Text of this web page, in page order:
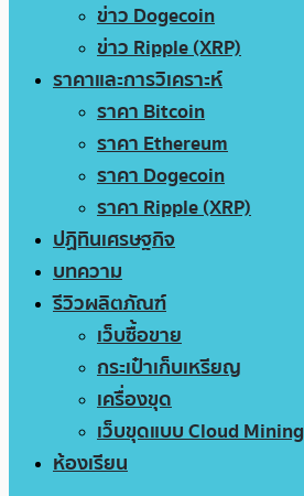
ข่าว Dogecoin
ข่าว Ripple (XRP)
ราคาและการวิเคราะห์
ราคา Bitcoin
ราคา Ethereum
ราคา Dogecoin
ราคา Ripple (XRP)
ปฏิทินเศรษฐกิจ
บทความ
รีวิวผลิตภัณฑ์
เว็บซื้อขาย
กระเป๋าเก็บเหรียญ
เครื่องขุด
เว็บขุดแบบ Cloud Mining
ห้องเรียน